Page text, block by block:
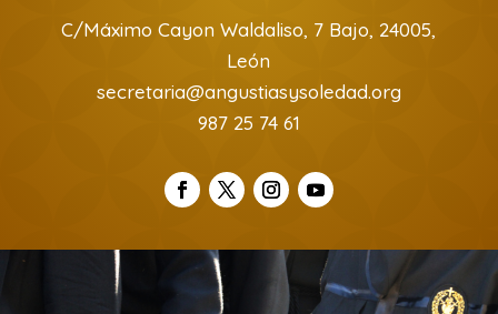
C/Máximo Cayon Waldaliso, 7 Bajo, 24005,
León
secretaria@angustiasysoledad.org
987 25 74 61